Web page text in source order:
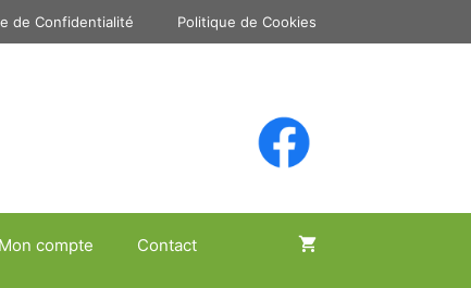
de Confidentialité Politique de Cookies
Mon compte Contact